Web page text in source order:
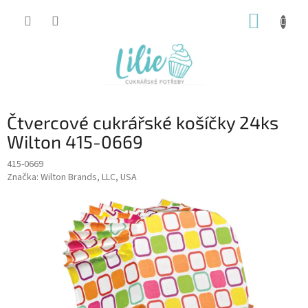
Čtvercové cukrářské košíčky 24ks
Wilton 415-0669
415-0669
Značka: Wilton Brands, LLC, USA